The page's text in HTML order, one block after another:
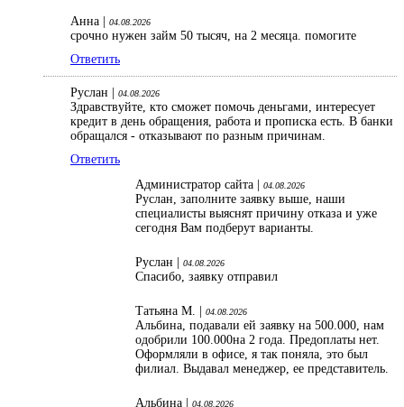
Анна | 04.08.2026
срочно нужен займ 50 тысяч, на 2 месяца. помогите
Ответить
Руслан | 04.08.2026
Здравствуйте, кто сможет помочь деньгами, интересует
кредит в день обращения, работа и прописка есть. В банки
обращался - отказывают по разным причинам.
Ответить
Администратор сайта |
04.08.2026
Руслан, заполните заявку выше, наши
специалисты выяснят причину отказа и уже
сегодня Вам подберут варианты.
Руслан | 04.08.2026
Спасибо, заявку отправил
Татьяна М. | 04.08.2026
Альбина, подавали ей заявку на 500.000, нам
одобрили 100.000на 2 года. Предоплаты нет.
Оформляли в офисе, я так поняла, это был
филиал. Выдавал менеджер, ее представитель.
Альбина | 04.08.2026